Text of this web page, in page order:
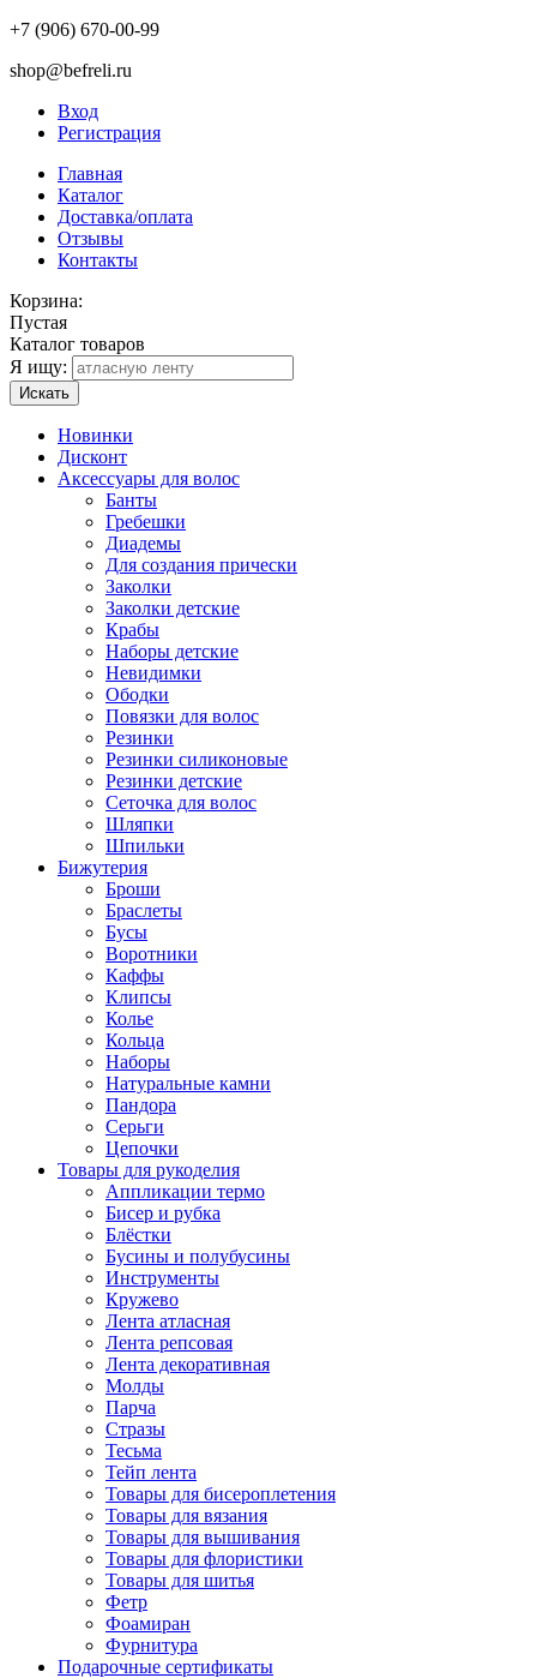
+7 (906) 670-00-99
shop@befreli.ru
Вход
Регистрация
Главная
Каталог
Доставка/оплата
Отзывы
Контакты
Корзина:
Пустая
Каталог товаров
Я ищу:
Искать
Новинки
Дисконт
Аксессуары для волос
Банты
Гребешки
Диадемы
Для создания прически
Заколки
Заколки детские
Крабы
Наборы детские
Невидимки
Ободки
Повязки для волос
Резинки
Резинки силиконовые
Резинки детские
Сеточка для волос
Шляпки
Шпильки
Бижутерия
Броши
Браслеты
Бусы
Воротники
Каффы
Клипсы
Колье
Кольца
Наборы
Натуральные камни
Пандора
Серьги
Цепочки
Товары для рукоделия
Аппликации термо
Бисер и рубка
Блёстки
Бусины и полубусины
Инструменты
Кружево
Лента атласная
Лента репсовая
Лента декоративная
Молды
Парча
Стразы
Тесьма
Тейп лента
Товары для бисероплетения
Товары для вязания
Товары для вышивания
Товары для флористики
Товары для шитья
Фетр
Фоамиран
Фурнитура
Подарочные сертификаты